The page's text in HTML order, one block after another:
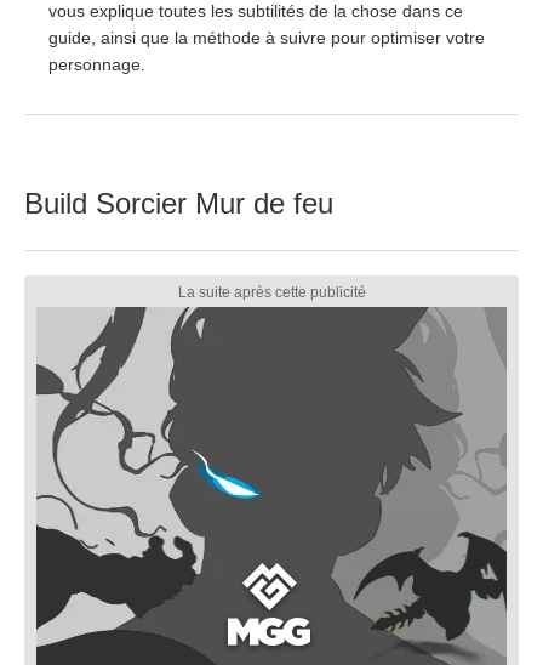
vous explique toutes les subtilités de la chose dans ce
guide, ainsi que la méthode à suivre pour optimiser votre
personnage.
Build Sorcier Mur de feu